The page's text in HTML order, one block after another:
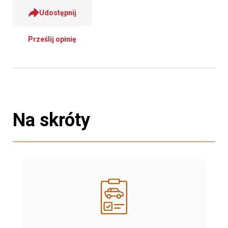
Udostępnij
Prześlij opinię
Na skróty